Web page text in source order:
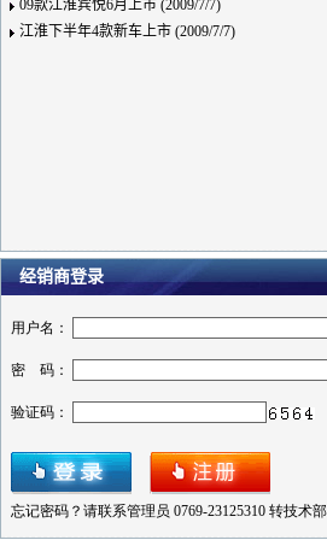
09款江淮宾悦6月上市 (2009/7/7)
江淮下半年4款新车上市 (2009/7/7)
经销商登录